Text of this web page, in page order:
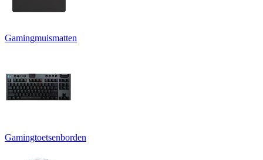
Gamingmuismatten
Gamingtoetsenborden